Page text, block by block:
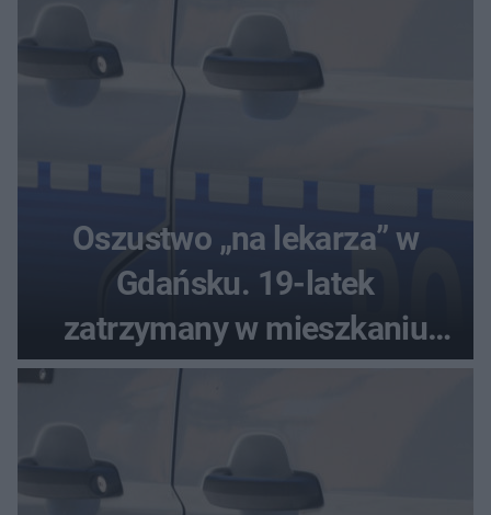
Oszustwo „na lekarza” w
Gdańsku. 19-latek
zatrzymany w mieszkaniu
seniora